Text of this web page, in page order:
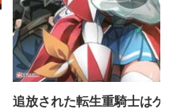
追放された転生重騎士はゲ